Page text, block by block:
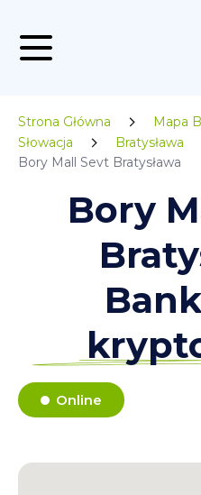
Strona Główna
Mapa
Słowacja
Bratysława
Bory Mall Sevt Bratysława
Bory
Online